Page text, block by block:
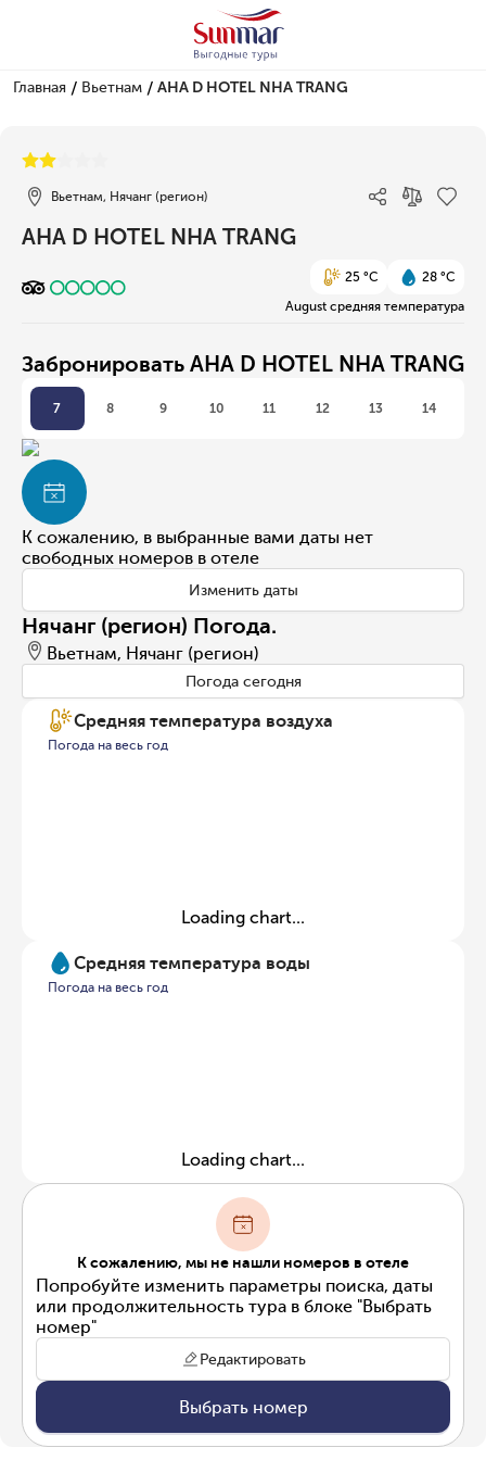
Главная / Вьетнам / AHA D HOTEL NHA TRANG
Вьетнам, Нячанг (регион)
AHA D HOTEL NHA TRANG
25 °C
28 °C
August средняя температура
Забронировать AHA D HOTEL NHA TRANG
7 8 9 10 11 12 13 14
К сожалению, в выбранные вами даты нет
свободных номеров в отеле
Изменить даты
Нячанг (регион) Погода.
Вьетнам, Нячанг (регион)
Погода сегодня
Средняя температура воздуха
Погода на весь год
Loading chart...
Средняя температура воды
Погода на весь год
Loading chart...
К сожалению, мы не нашли номеров в отеле
Попробуйте изменить параметры поиска, даты
или продолжительность тура в блоке "Выбрать
номер"
Редактировать
Выбрать номер